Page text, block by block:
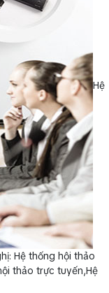
Hệ
Hệ thống hội thảo
thảo trực tuyến,Hệ